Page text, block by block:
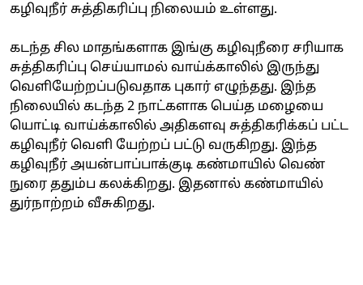
கழிவுநீர் சுத்திகரிப்பு நிலையம் உள்ளது.
கடந்த சில மாதங்களாக இங்கு கழிவுநீரை சரியாக
சுத்திகரிப்பு செய்யாமல் வாய்க்காலில் இருந்து
வெளியேற்றப்படுவதாக புகார் எழுந்தது. இந்த
நிலையில் கடந்த 2 நாட்களாக பெய்த மழையை
யொட்டி வாய்க்காலில் அதிகளவு சுத்திகரிக்கப் பட்ட
கழிவுநீர் வெளி யேற்றப் பட்டு வருகிறது. இந்த
கழிவுநீர் அயன்பாப்பாக்குடி கண்மாயில் வெண்
நுரை ததும்ப கலக்கிறது. இதனால் கண்மாயில்
துர்நாற்றம் வீசுகிறது.